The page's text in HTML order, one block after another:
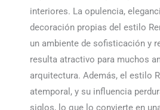
interiores. La opulencia,
decoración propias del estilo
un ambiente de sofisticación y
resulta atractivo para muchos
arquitectura. Además, el estilo
atemporal, y su influencia
siglos, lo que lo convierte en